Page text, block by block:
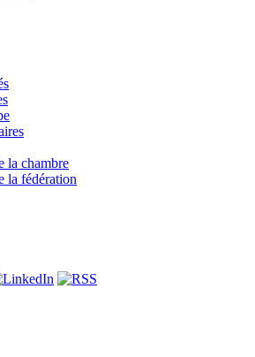
la chambre
la fédération